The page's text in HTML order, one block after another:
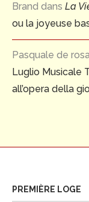
Brand dans La
ou la joyeuse
Pasquale de rosa
Luglio Musicale
all’opera della
PREMIÈRE LOGE